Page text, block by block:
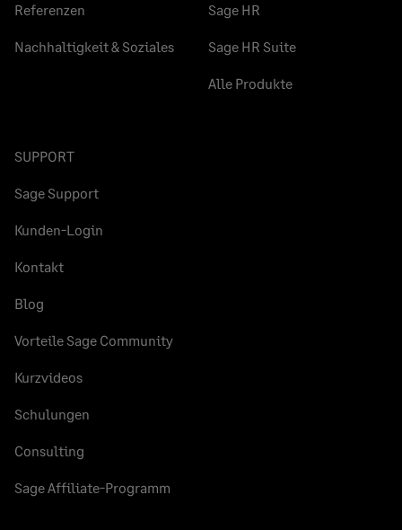
Referenzen
Nachhaltigkeit & Soziales
Sage HR
Sage HR Suite
Alle Produkte
SUPPORT
Sage Support
Kunden-Login
Kontakt
Blog
Vorteile Sage Community
Kurzvideos
Schulungen
Consulting
Sage Affiliate-Programm